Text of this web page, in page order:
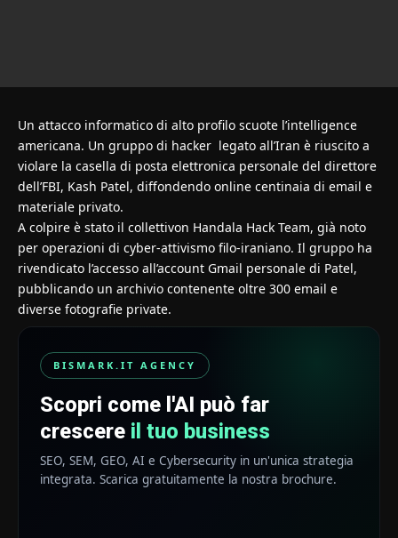
Un attacco informatico di alto profilo scuote l’intelligence
americana. Un gruppo di hacker legato all’Iran è riuscito a
violare la casella di posta elettronica personale del direttore
dell’FBI, Kash Patel, diffondendo online centinaia di email e
materiale privato.
A colpire è stato il collettivon Handala Hack Team, già noto
per operazioni di cyber-attivismo filo-iraniano. Il gruppo ha
rivendicato l’accesso all’account Gmail personale di Patel,
pubblicando un archivio contenente oltre 300 email e
diverse fotografie private.
BISMARK.IT AGENCY
Scopri come l'AI può far
crescere il tuo business
SEO, SEM, GEO, AI e Cybersecurity in un'unica strategia
integrata. Scarica gratuitamente la nostra brochure.